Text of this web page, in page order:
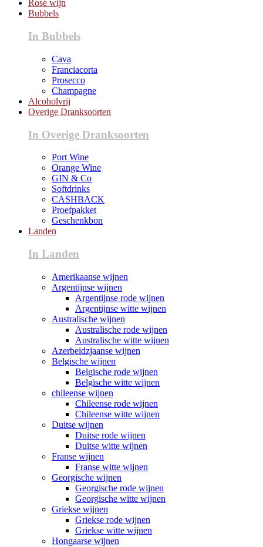
Rosé wijn
Bubbels
In Bubbels
Cava
Franciacorta
Prosecco
Champagne
Alcoholvrij
Overige Dranksoorten
In Overige Dranksoorten
Port Wine
Orange Wine
GIN & Co
Softdrinks
CASHBACK
Proefpakket
Geschenkbon
Landen
In Landen
Amerikaanse wijnen
Argentijnse wijnen
Argentijnse rode wijnen
Argentijnse witte wijnen
Australische wijnen
Australische rode wijnen
Australische witte wijnen
Azerbeidzjaanse wijnen
Belgische wijnen
Belgische rode wijnen
Belgische witte wijnen
chileense wijnen
Chileense rode wijnen
Chileense witte wijnen
Duitse wijnen
Duitse rode wijnen
Duitse witte wijnen
Franse wijnen
Franse witte wijnen
Georgische wijnen
Georgische rode wijnen
Georgische witte wijnen
Griekse wijnen
Griekse rode wijnen
Griekse witte wijnen
Hongaarse wijnen